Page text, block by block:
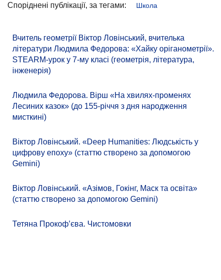
Споріднені публікації, за тегами: Школа
Вчитель геометрії Віктор Ловінський, вчителька
літератури Людмила Федорова: «Хайку оріганометрії».
STEARM-урок у 7-му класі (геометрія, література,
інженерія)
Людмила Федорова. Вірш «На хвилях-променях
Лесиних казок» (до 155-річчя з дня народження
мисткині)
Віктор Ловінський. «Deep Humanities: Людськість у
цифрову епоху» (статтю створено за допомогою
Gemini)
Віктор Ловінський. «Азімов, Гокінг, Маск та освіта»
(статтю створено за допомогою Gemini)
Тетяна Прокоф’єва. Чистомовки